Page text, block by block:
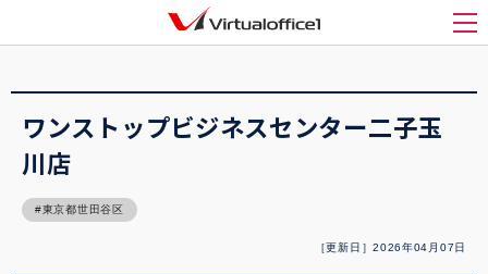
メ
バーチャルオフィス1(Virtualoffice1)
ワンストップビジ
ワンストップビジネスセンター二子玉
川店
東京都世田谷区
［更新日］2026年04月07日